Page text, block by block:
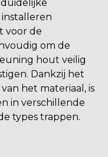
voor de
om de
hout veilig
Dankzij het
het materiaal, is
in verschillende
types trappen.